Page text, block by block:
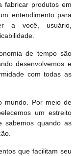
fabricar produtos em
entendimento para
a você, usuário,
de tempo são
desenvolvemos e
com todas as
mundo. Por meio de
um estreito
sabemos quando as
que facilitam seu